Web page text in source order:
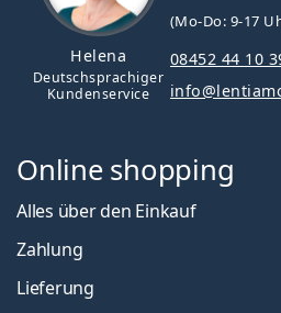
Helena
Deutschsprachiger
Kundenservice
(Mo-Do: 9-17
08452 44 10
Online shopping
Alles über den Einkauf
Zahlung
Lieferung